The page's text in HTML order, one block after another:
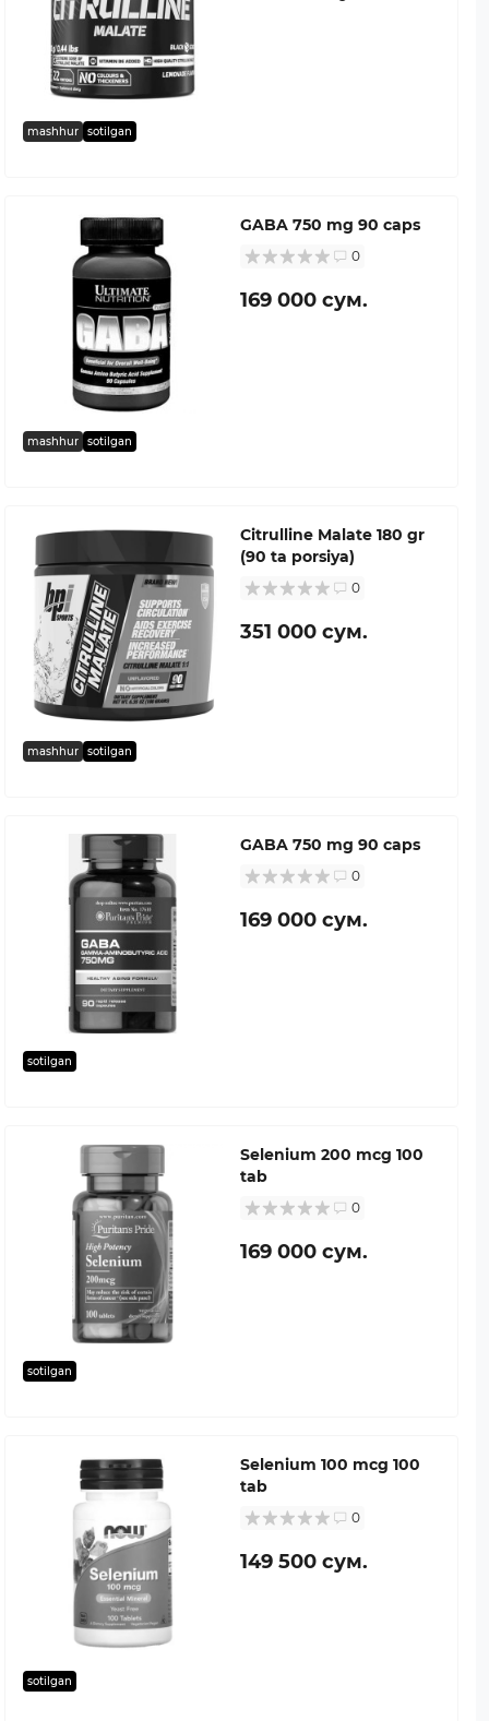
mashhur sotilgan
mashhur sotilgan
GABA 750 mg 90 caps
0
169 000 сум.
mashhur sotilgan
Citrulline Malate 180 gr
(90 ta porsiya)
0
351 000 сум.
sotilgan
GABA 750 mg 90 caps
0
169 000 сум.
sotilgan
Selenium 200 mcg 100
tab
0
169 000 сум.
sotilgan
Selenium 100 mcg 100
tab
0
149 500 сум.